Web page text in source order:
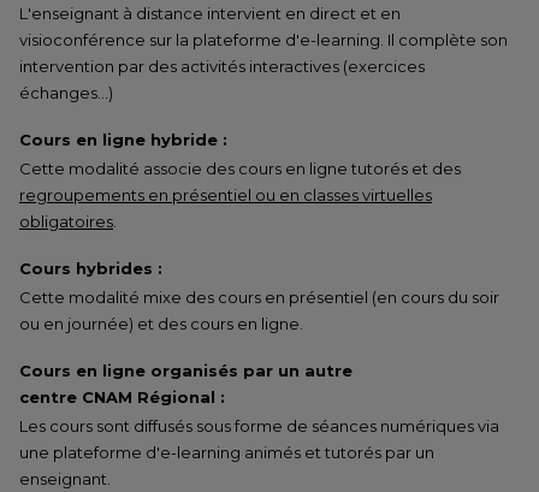
L'enseignant à distance intervient en direct et en
visioconférence sur la plateforme d'e-learning. Il complète son
intervention par des activités interactives (exercices
échanges…)
Cours en ligne hybride :
Cette modalité associe des cours en ligne tutorés et des
regroupements en présentiel ou en classes virtuelles
obligatoires
Cours hybrides :
Cette modalité mixe des cours en présentiel (en cours du soir
ou en journée) et des cours en ligne.
Cours en ligne organisés par un autre
centre CNAM Régional :
Les cours sont diffusés sous forme de séances numériques via
une plateforme d'e-learning animés et tutorés par un
enseignant.